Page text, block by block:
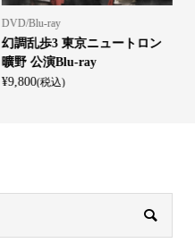
DVD/Blu-ray
幻調乱歩3 東京ニュートロン
曠野 公演Blu-ray
¥9,800(税込)